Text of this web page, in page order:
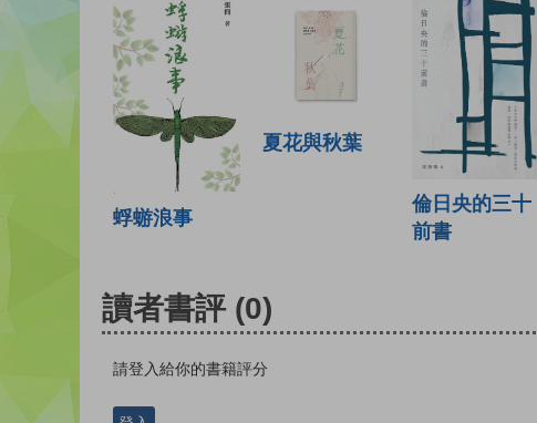
蜉蝣浪事
夏花與秋葉
倫日央的三十
前書
讀者書評 (0)
請登入給你的書籍評分